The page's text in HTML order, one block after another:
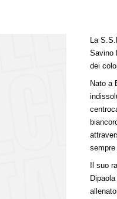
La
Savino
dei
Nato a
Il suo